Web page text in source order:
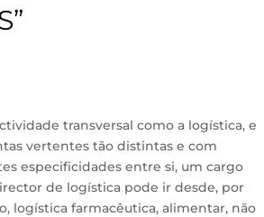
transversal como a logística, e
vertentes tão distintas e com
especificidades entre si, um cargo
de logística pode ir desde, por
logística farmacêutica, alimentar, não